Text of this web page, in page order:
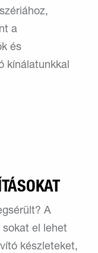
a
és
kínálatunkkal
A
sokat el lehet
készleteket,